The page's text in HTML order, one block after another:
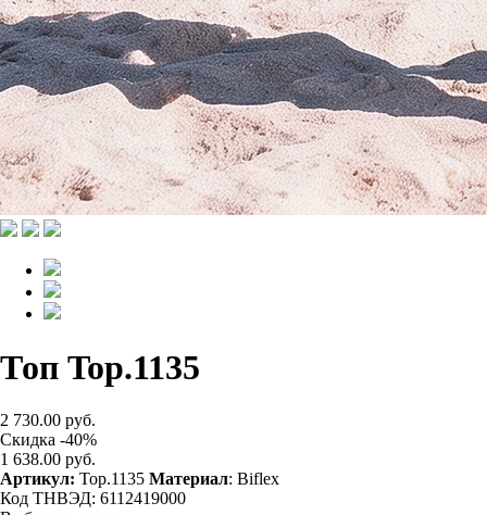
Топ Top.1135
2 730.00 руб.
Скидка -40%
1 638.00 руб.
Артикул: Top.1135 Материал: Biflex
Код ТНВЭД: 6112419000